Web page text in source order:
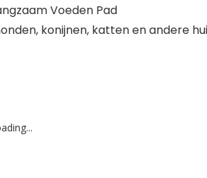
Voeden Pad
konijnen, katten en andere